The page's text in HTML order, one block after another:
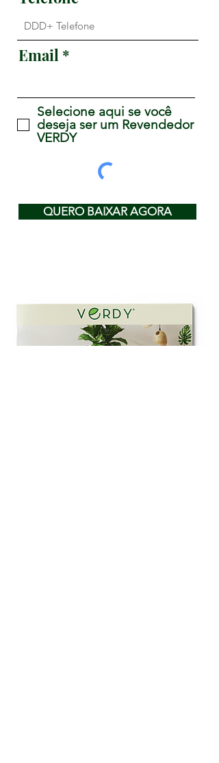
Email
Selecione aqui se você
deseja ser um Revendedor
VERDY
QUERO BAIXAR AGORA